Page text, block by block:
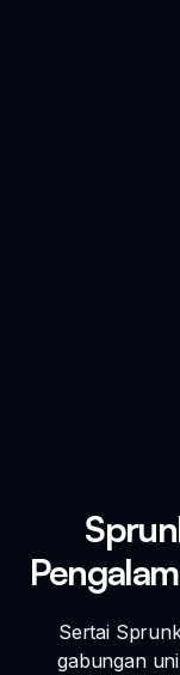
Sertai
gabungan